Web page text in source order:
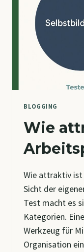
BLOGGING
Wie
Wie attraktiv ist
Sicht der
Test macht es
Kategorien.
Werkzeug für
Organisation